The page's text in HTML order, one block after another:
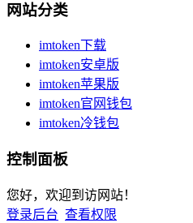
网站分类
imtoken下载
imtoken安卓版
imtoken苹果版
imtoken官网钱包
imtoken冷钱包
控制面板
您好，欢迎到访网站！
登录后台 查看权限